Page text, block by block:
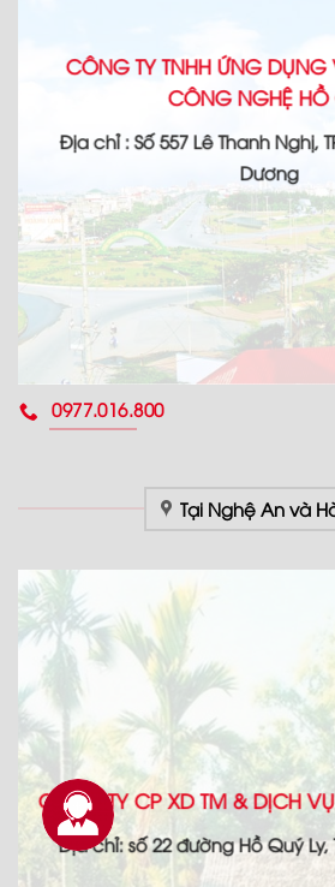
CÔNG TY TNHH ỨNG DỤNG
CÔNG NGHỆ
Địa chỉ : Số 557 Lê Thanh Nghị,
Dương
0977.016.800
Tại Nghệ An và
CÔNG TY CP XD TM & DỊCH
Địa chỉ: số 22 đường Hồ Quý Ly,